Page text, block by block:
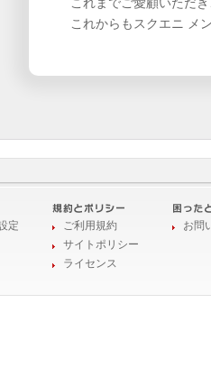
これからもスクエニ メ
定
ご利用規約
サイトポリシー
ライセンス
お問